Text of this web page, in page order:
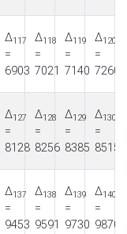
Δ117
=
6903
Δ118
=
7021
Δ119
=
7140
Δ120
=
7260
Δ127
=
8128
Δ128
=
8256
Δ129
=
8385
Δ130
=
8515
Δ137
=
9453
Δ138
=
9591
Δ139
=
9730
Δ140
=
9870